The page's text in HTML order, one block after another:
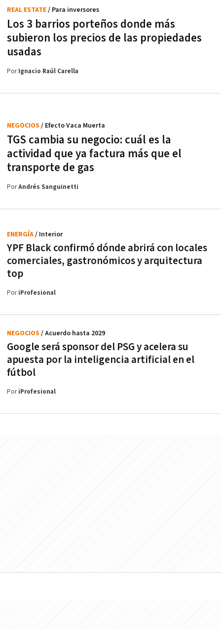
Los 3 barrios porteños donde más
subieron los precios de las propiedades
usadas
REAL ESTATE/ Para inversores
PorIgnacio Raúl Carella
TGS cambia su negocio: cuál es la
actividad que ya factura más que el
transporte de gas
NEGOCIOS / Efecto Vaca Muerta
PorAndrés Sanguinetti
YPF Black confirmó dónde abrirá con locales
comerciales, gastronómicos y arquitectura
top
ENERGÍA/ Interior
PoriProfesional
Google será sponsor del PSG y acelera su
apuesta por la inteligencia artificial en el
fútbol
NEGOCIOS / Acuerdo hasta 2029
PoriProfesional